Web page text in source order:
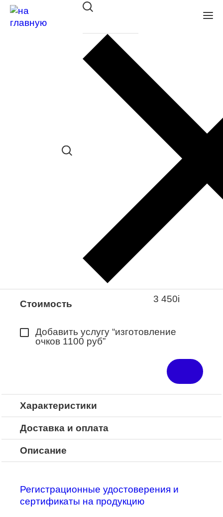
Оправа DACKOR мет. 193 sea
в наличии (До 5 шт.) *наличие товара в
конкретном салоне необходимо
Закажите понравившуюся модель
в ближайший салон “Оптик-Экспресс”.
*Доступно для Республики
Стоимость 3 450i
Добавить услугу “изготовление
очков 1100 руб”
Сравнить товар
Характеристики
Доставка и оплата
Описание
Регистрационные удостоверения и
сертификаты на продукцию